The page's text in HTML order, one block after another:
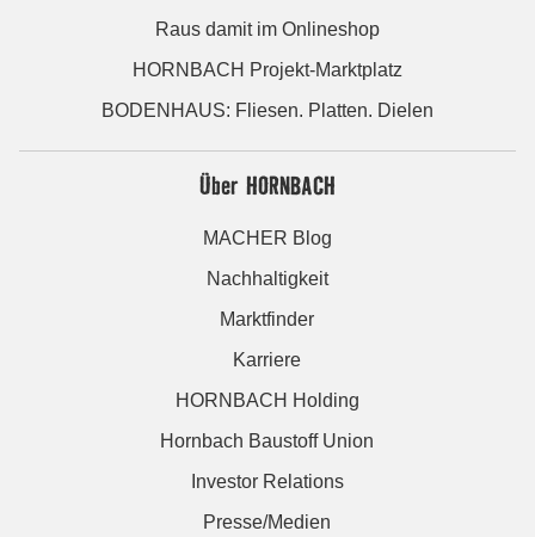
Raus damit im Onlineshop
HORNBACH Projekt-Marktplatz
BODENHAUS: Fliesen. Platten. Dielen
Über HORNBACH
MACHER Blog
Nachhaltigkeit
Marktfinder
Karriere
HORNBACH Holding
Hornbach Baustoff Union
Investor Relations
Presse/Medien